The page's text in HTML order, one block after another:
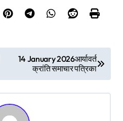
14 January 2026आर्यावर्त
क्रांति समाचार पत्रिका